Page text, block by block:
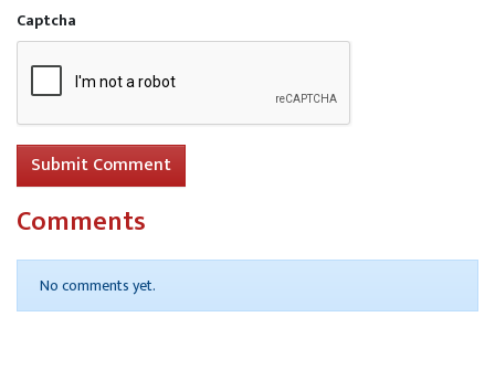
Read More
8 अगस्त को आयोजित की जा रही मैराथन दौड़ अब 11 अगस्त
को होगी: डिप्टी कमिश्नर
Captcha
Submit Comment
Comments
No comments yet.